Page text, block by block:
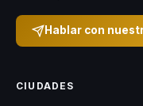
Hablar con
CIUDADES